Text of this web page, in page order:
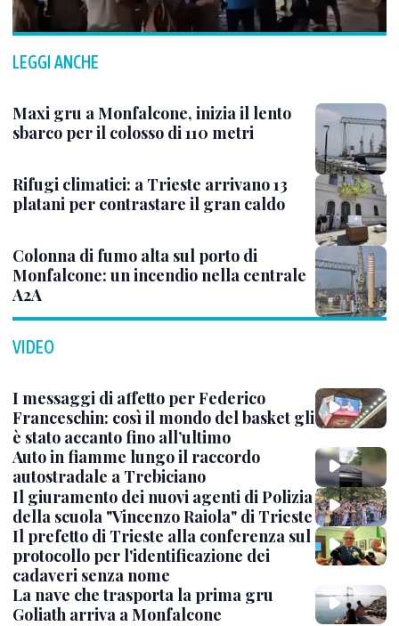
LEGGI ANCHE
Maxi gru a Monfalcone, inizia il lento
sbarco per il colosso di 110 metri
Rifugi climatici: a Trieste arrivano 13
platani per contrastare il gran caldo
Colonna di fumo alta sul porto di
Monfalcone: un incendio nella centrale
A2A
VIDEO
I messaggi di affetto per Federico
Franceschin: così il mondo del basket gli
è stato accanto fino all’ultimo
Auto in fiamme lungo il raccordo
autostradale a Trebiciano
Il giuramento dei nuovi agenti di Polizia
della scuola "Vincenzo Raiola" di Trieste
Il prefetto di Trieste alla conferenza sul
protocollo per l'identificazione dei
cadaveri senza nome
La nave che trasporta la prima gru
Goliath arriva a Monfalcone